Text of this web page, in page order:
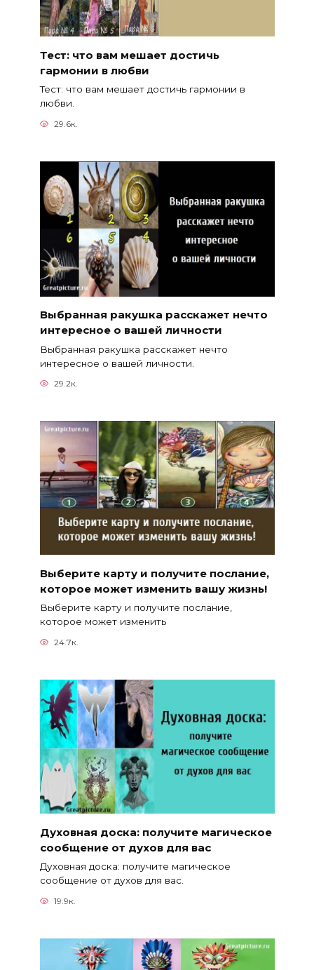
Тест: что вам мешает достичь
гармонии в любви
Тест: что вам мешает достичь гармонии в
любви.
29.6к.
Выбранная ракушка расскажет нечто
интересное о вашей личности
Выбранная ракушка расскажет нечто
интересное о вашей личности.
29.2к.
Выберите карту и получите послание,
которое может изменить вашу жизнь!
Выберите карту и получите послание,
которое может изменить
24.7к.
Духовная доска: получите магическое
сообщение от духов для вас
Духовная доска: получите магическое
сообщение от духов для вас.
19.9к.